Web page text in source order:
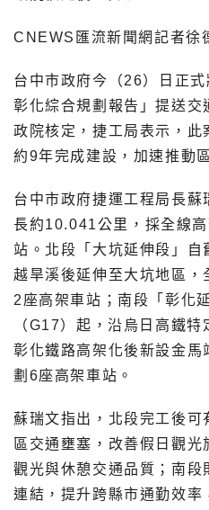
CNEWS匯流新聞網記者徐
台中市政府今（26）日正
彰化綜合規劃報告」提送交
政院核定，捷工局表示，此
約9年完成建設，加速推動
台中市政府捷運工程局長蘇
長約10.041公里，採全線
站。北段「大坑延伸段」
越旱溪後延伸至大坑地區
2座高架車站；南段「彰化
（G17）起，沿烏日高鐵
彰化鐵路高架化後新設金
劃6座高架車站。
蘇瑞文指出，北段完工後可
區交通壅塞，改善假日觀光
觀光與休憩交通品質；南段
連結，提升跨縣市通勤效率